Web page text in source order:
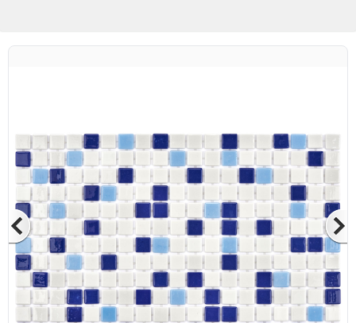
Betaş Cam Mozaik
Betaş Cam Mozik olarak tam zamanlı
meslektaşlar arıyoruz. Özgeçmişlerinizi
gönderdikten sonra tarafımıza bilgi